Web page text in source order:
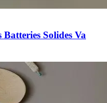
Solides Va